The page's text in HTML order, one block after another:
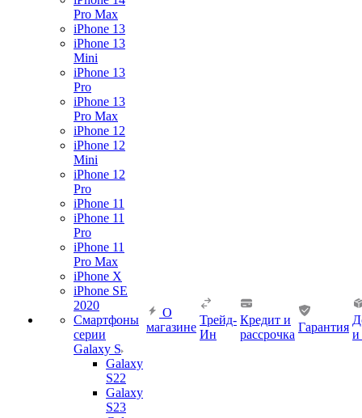
Pro Max
iPhone 13
iPhone 13
Mini
iPhone 13
Pro
iPhone 13
Pro Max
iPhone 12
iPhone 12
Mini
iPhone 12
Pro
iPhone 11
iPhone 11
Pro
iPhone 11
Pro Max
iPhone X
iPhone SE
2020
Смартфоны
серии
Galaxy S
Galaxy
S22
Galaxy
S23
О
магазине
Трейд-
Ин
Кредит и
рассрочка
Гарантия
и